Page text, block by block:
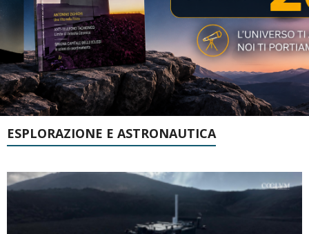
ESPLORAZIONE E ASTRONAUTICA